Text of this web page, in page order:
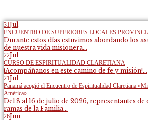
31Jul
ENCUENTRO DE SUPERIORES LOCALES
Durante estos días estuvimos abordando los
de nuestra vida misionera...
22Jul
CURSO DE ESPIRITUALIDAD CLARETIANA
¡Acompáñanos en este camino de fe y misión!...
21Jul
Panamá acogió el Encuentro de Espiritualidad Claretiana
América»
Del 8 al 16 de julio de 2026, representantes
ramas de la Familia...
26Jun